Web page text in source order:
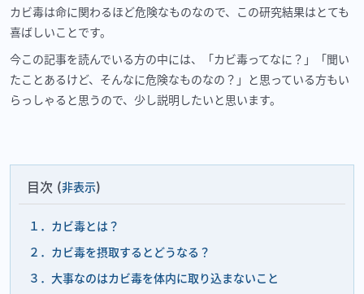
カビ毒は命に関わるほど危険なものなので、この研究結果はとても
喜ばしいことです。
今この記事を読んでいる方の中には、「カビ毒ってなに？」「聞い
たことあるけど、そんなに危険なものなの？」と思っている方もい
らっしゃると思うので、少し説明したいと思います。
目次 非表示
１．カビ毒とは？
２．カビ毒を摂取するとどうなる？
３．大事なのはカビ毒を体内に取り込まないこと